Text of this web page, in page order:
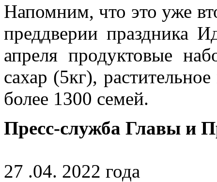
Напомним, что это уже
преддверии праздника
апреля продуктовые
сахар (5кг),
более 1300 семей.
Пресс-служба Главы и
27 .04. 2022 года